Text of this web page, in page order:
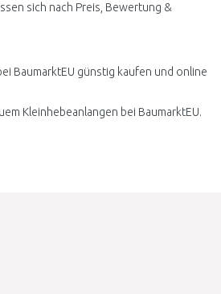
sich nach Preis, Bewertung &
BaumarktEU günstig kaufen und online
Kleinhebeanlangen bei BaumarktEU.